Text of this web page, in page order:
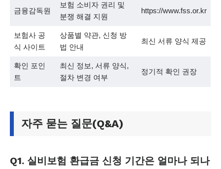
금융감독원
보험 소비자 권리 및
분쟁 해결 지원
https://www.fss.or.kr
보험사 공
식 사이트
상품별 약관, 신청 방
법 안내
최신 서류 양식 제공
확인 포인
트
최신 정보, 서류 양식,
절차 변경 여부
정기적 확인 권장
자주 묻는 질문(Q&A)
Q1. 실비보험 환급금 신청 기간은 얼마나 되나